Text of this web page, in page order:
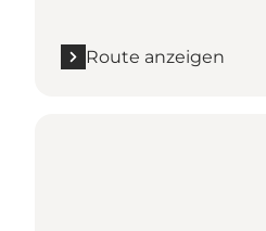
Route anzeigen